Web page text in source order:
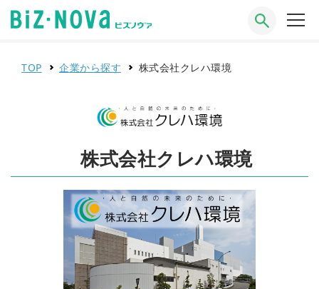
TOP 企業から探す 株式会社クレハ環境
株式会社クレハ環境